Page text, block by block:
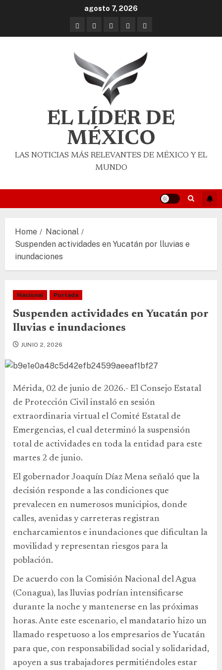
agosto 7, 2026
EL LÍDER DE
MÉXICO
LAS NOTICIAS MÁS RELEVANTES DE MÉXICO Y EL
MUNDO
Home
Nacional
Suspenden actividades en Yucatán por lluvias e
inundaciones
Nacional Portada
Suspenden actividades en Yucatán por
lluvias e inundaciones
JUNIO 2, 2026
Mérida, 02 de junio de 2026.- El Consejo Estatal
de Protección Civil instaló en sesión
extraordinaria virtual el Comité Estatal de
Emergencias, el cual determinó la suspensión
total de actividades en toda la entidad para este
martes 2 de junio.
El gobernador Joaquín Díaz Mena señaló que la
decisión responde a las condiciones que
prevalecen en numerosos municipios, donde
calles, avenidas y carreteras registran
encharcamientos e inundaciones que dificultan la
movilidad y representan riesgos para la
población.
De acuerdo con la Comisión Nacional del Agua
(Conagua), las lluvias podrían intensificarse
durante la noche y mantenerse en las próximas
horas. Ante este escenario, el mandatario hizo un
llamado respetuoso a los empresarios de Yucatán
para que, con responsabilidad social y solidaridad,
apoyen a sus trabajadores permitiéndoles estar